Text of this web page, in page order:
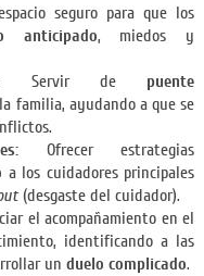
seguro para que los
anticipado, miedos y
Servir de puente
familia, ayudando a que se
Ofrecer estrategias
a los cuidadores principales
(desgaste del cuidador).
el acompañamiento en el
identificando a las
un duelo complicado.